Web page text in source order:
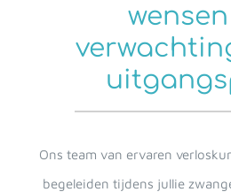
Ons team van ervaren
begeleiden tijdens jullie